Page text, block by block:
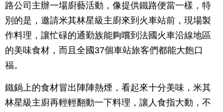
路公司主辦一場廚藝活動，像提供鐵路便當一樣，特
別的是，邀請米其林星級主廚來到火車站前，現場製
作料理，讓忙碌的通勤族能夠嚐到法國火車沿線地區
的美味食材，而且全國37個車站旅客們都能大飽口
福。
鐵鍋上的食材冒出陣陣熱煙，看起來十分美味，米其
林星級主廚再輕輕翻動一下料理，讓人食指大動，不